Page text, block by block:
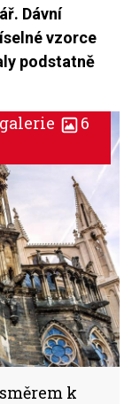
Dávní
vzorce
podstatně
k
6